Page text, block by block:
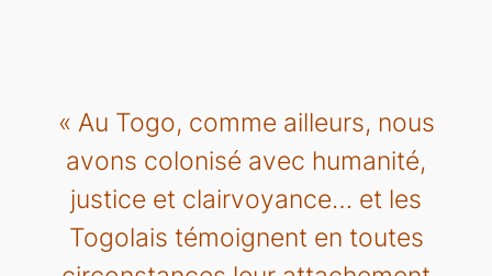
« Au Togo, comme ailleurs, nous
avons colonisé avec humanité,
justice et clairvoyance… et les
Togolais témoignent en toutes